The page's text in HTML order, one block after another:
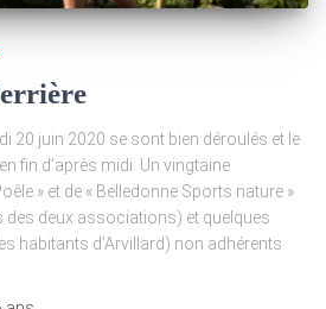
20 juin 2020 se sont bien déroulés et le
fin d’après midi. Un vingtaine
» et de « Belledonne Sports nature »
deux associations) et quelques
habitants d’Arvillard) non adhérents